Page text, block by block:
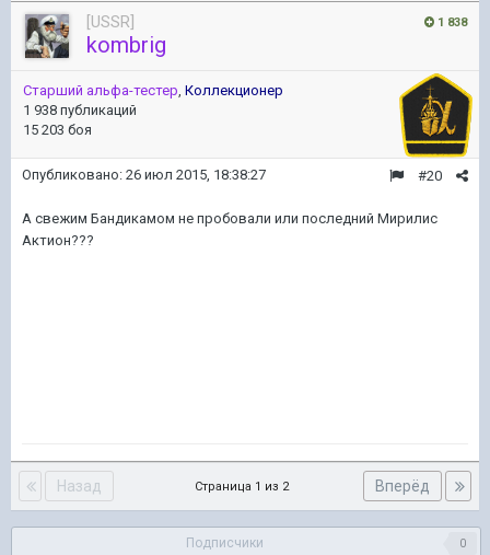
1 838
[USSR]
kombrig
Старший альфа-тестер, Коллекционер
1 938 публикаций
15 203 боя
#20
Опубликовано: 26 июл 2015, 18:38:27
А свежим Бандикамом не пробовали или последний Мирилис
Актион???
Назад Вперёд
Страница 1 из 2
Подписчики 0